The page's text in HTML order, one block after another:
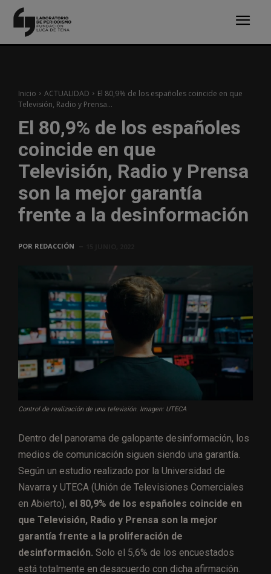
Inicio ACTUALIDAD
El 80,9% de los españoles coincide en que
Televisión, Radio y Prensa...
El 80,9% de los españoles
coincide en que
Televisión, Radio y Prensa
son la mejor garantía
frente a la desinformación
POR REDACCIÓN
Control de realización de una televisión. Imagen: UTECA
Dentro del panorama de galopante desinformación, los
medios de comunicación siguen siendo una garantía.
Según un estudio realizado por la Universidad de
Navarra y UTECA (Unión de Televisiones Comerciales
en Abierto), el 80,9% de los españoles coincide en
que Televisión, Radio y Prensa son la mejor
garantía frente a la proliferación de
desinformación. Solo el 5,6% de los encuestados
está totalmente en desacuerdo con dicha afirmación.